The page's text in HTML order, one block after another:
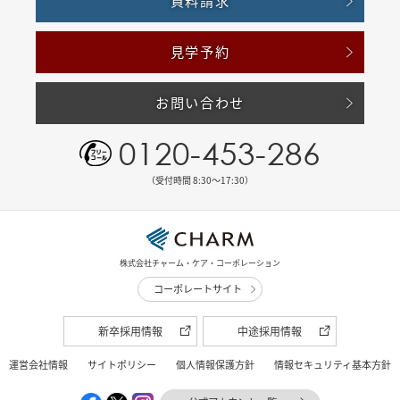
見学予約
お問い合わせ
0120-453-286
（受付時間 8:30〜17:30）
株式会社チャーム・ケア・コーポレーション
コーポレートサイト
新卒採用情報 中途採用情報
運営会社情報 サイトポリシー 個人情報保護方針 情報セキュリティ基本方針